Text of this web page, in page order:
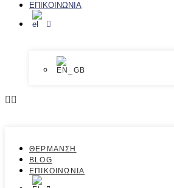
ΕΠΙΚΟΙΝΩΝΙΑ
ΘΕΡΜΑΝΣΗ
BLOG
ΕΠΙΚΟΙΝΩΝΙΑ